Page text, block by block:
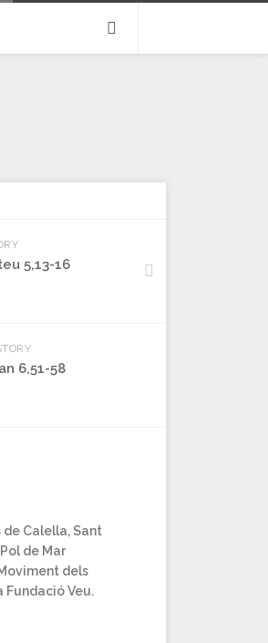
5,13-16
6,51-58
Calella, Sant
de Mar
dels
Fundació Veu.